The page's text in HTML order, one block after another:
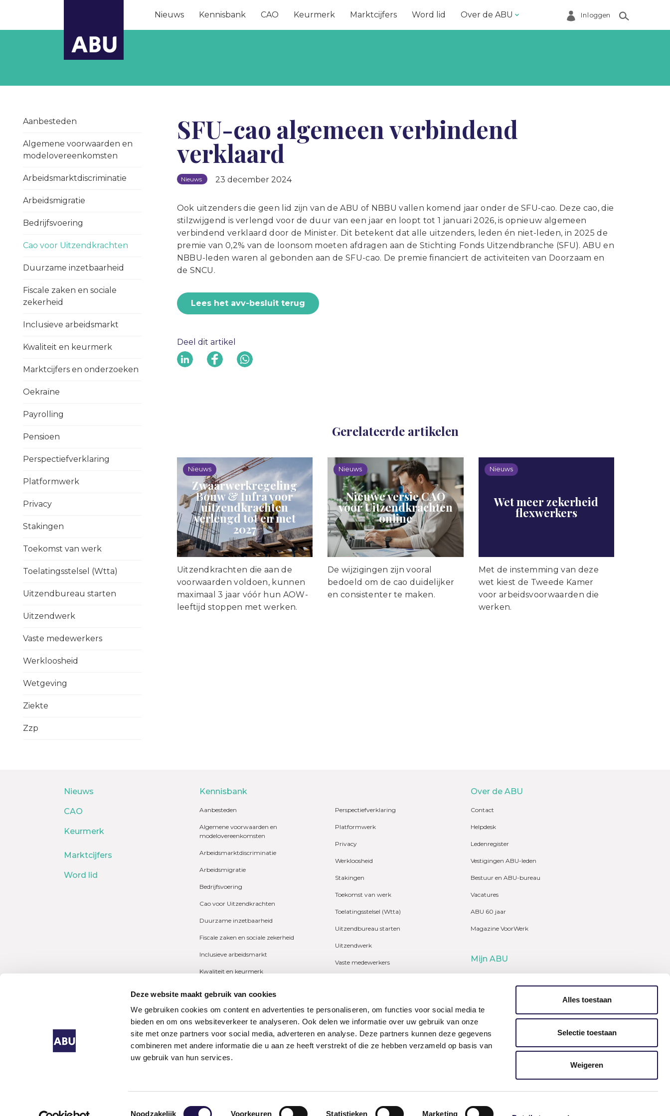
Deze website maakt gebruik van cookies
We gebruiken cookies om content en advertenties te personaliseren, om functies voor social media te
bieden en om ons websiteverkeer te analyseren. Ook delen we informatie over uw gebruik van onze
site met onze partners voor social media, adverteren en analyse. Deze partners kunnen deze gegevens
combineren met andere informatie die u aan ze heeft verstrekt of die ze hebben verzameld op basis van
uw gebruik van hun services.
Toestemmingsselectie
Noodzakelijk
Voorkeuren Statistieken Marketing
Alles toestaan
Selectie toestaan
Weigeren
Nieuws Kennisbank CAO Keurmerk Marktcijfers Word lid Over de ABU
Helpdesk
Ledenregister
Over de ABU
Statuten en reglementen
Vacatures
Vestigingen ABU-leden
Inloggen
Aanbesteden
Algemene voorwaarden en
modelovereenkomsten
Arbeidsmarktdiscriminatie
Arbeidsmigratie
Bedrijfsvoering
Cao voor Uitzendkrachten
Duurzame inzetbaarheid
Fiscale zaken en sociale
zekerheid
Inclusieve arbeidsmarkt
Kwaliteit en keurmerk
Marktcijfers en onderzoeken
Oekraïne
Payrolling
Pensioen
Perspectiefverklaring
Platformwerk
Privacy
Stakingen
Toekomst van werk
Toelatingsstelsel (Wtta)
Uitzendbureau starten
Uitzendwerk
Vaste medewerkers
Werkloosheid
Wetgeving
Ziekte
Zzp
SFU-cao algemeen verbindend
verklaard
Nieuws 23 december 2024
Ook uitzenders die geen lid zijn van de ABU of NBBU vallen komend jaar onder de SFU-cao. Deze cao, die
stilzwijgend is verlengd voor de duur van een jaar en loopt tot 1 januari 2026, is opnieuw algemeen
verbindend verklaard door de Minister. Dit betekent dat alle uitzenders, leden én niet-leden, in 2025 de
premie van 0,2% van de loonsom moeten afdragen aan de Stichting Fonds Uitzendbranche (SFU). ABU en
NBBU-leden waren al gebonden aan de SFU-cao. De premie financiert de activiteiten van Doorzaam en
de SNCU.
Lees het avv-besluit terug
Deel dit artikel
Gerelateerde artikelen
Nieuws
Zwaarwerkregeling
Bouw & Infra voor
uitzendkrachten
verlengd tot en met
2027
Uitzendkrachten die aan de
voorwaarden voldoen, kunnen
maximaal 3 jaar vóór hun AOW-
leeftijd stoppen met werken.
Nieuws
Nieuwe versie CAO
voor Uitzendkrachten
online
De wijzigingen zijn vooral
bedoeld om de cao duidelijker
en consistenter te maken.
Nieuws
Wet meer zekerheid
flexwerkers
Met de instemming van deze
wet kiest de Tweede Kamer
voor arbeidsvoorwaarden die
werken.
Nieuws
CAO
Keurmerk
Marktcijfers
Word lid
Kennisbank
Aanbesteden
Algemene voorwaarden en
modelovereenkomsten
Arbeidsmarktdiscriminatie
Arbeidsmigratie
Bedrijfsvoering
Cao voor Uitzendkrachten
Duurzame inzetbaarheid
Fiscale zaken en sociale zekerheid
Inclusieve arbeidsmarkt
Kwaliteit en keurmerk
Pensioen
Perspectiefverklaring
Platformwerk
Privacy
Werkloosheid
Stakingen
Toekomst van werk
Toelatingsstelsel (Wtta)
Uitzendbureau starten
Uitzendwerk
Vaste medewerkers
Zzp
Over de ABU
Contact
Helpdesk
Ledenregister
Vestigingen ABU-leden
Bestuur en ABU-bureau
Vacatures
ABU 60 jaar
Magazine VoorWerk
Mijn ABU
Algemene Bond